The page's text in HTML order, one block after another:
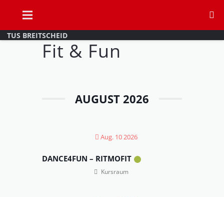
TUS BREITSCHEID
Fit & Fun
AUGUST 2026
Aug. 10 2026
DANCE4FUN – RITMOFIT
Kursraum